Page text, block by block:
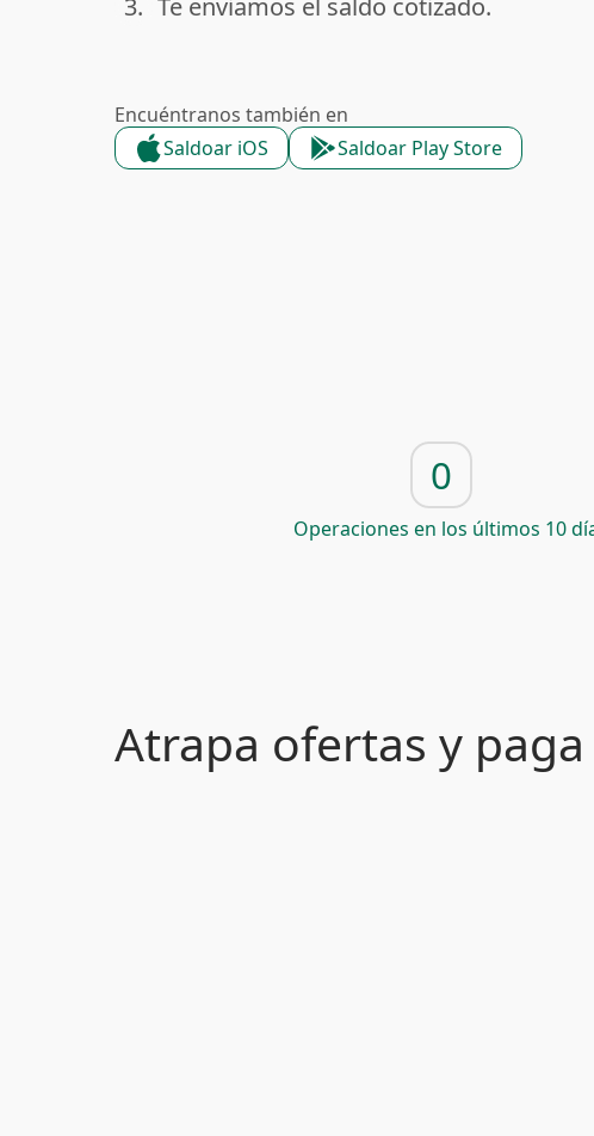
done
3. Te enviamos el saldo cotizado.
Encuéntranos también en
Saldoar iOS
Saldoar Play Store
0
Operaciones en los últimos 10
Atrapa ofertas y